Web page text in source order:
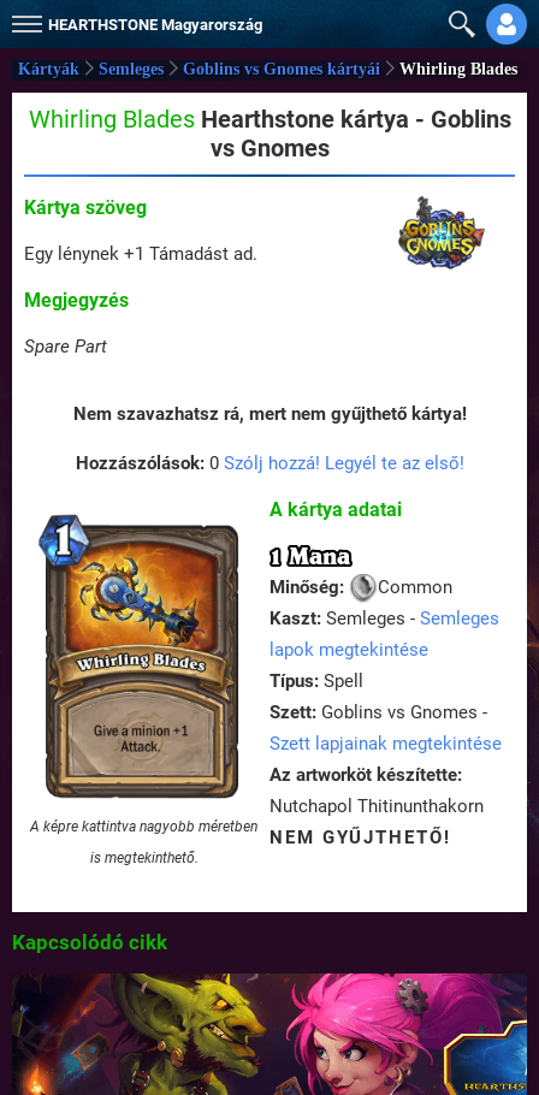
HEARTHSTONE Magyarország
Kártyák Semleges Goblins vs Gnomes kártyái Whirling Blades
Whirling BladesHearthstone kártya - Goblins
vs Gnomes
Kártya szöveg
Egy lénynek +1 Támadást ad.
Megjegyzés
Spare Part
Nem szavazhatsz rá, mert nem gyűjthető kártya!
Hozzászólások:0 Szólj hozzá! Legyél te az első!
A képre kattintva nagyobb méretben
is megtekinthető.
A kártya adatai
1 Mana
Minőség:
Common
Kaszt: Semleges - Semleges
lapok megtekintése
Típus: Spell
Szett: Goblins vs Gnomes -
Szett lapjainak megtekintése
Az artworköt készítette:
Nutchapol Thitinunthakorn
NEM GYŰJTHETŐ!
Kapcsolódó cikk